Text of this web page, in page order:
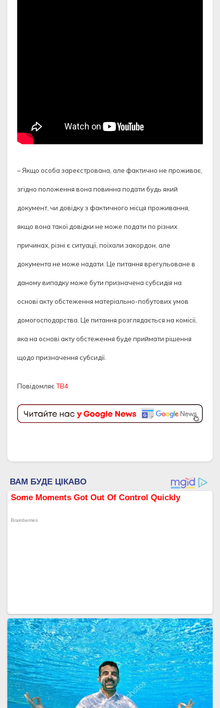
– Якщо особа зареєстрована, але фактично не проживає,
згідно положення вона повинна подати будь який
документ, чи довідку з фактичного місця проживання,
якщо вона такої довідки не може подати по різних
причинах, різні є ситуації, поїхали закордон, але
документа не може надати. Це питання врегульоване в
даному випадку може бути призначена субсидія на
основі акту обстеження матеріально-побутових умов
домогосподарства. Це питання розглядається на комісії,
яка на основі акту обстеження буде приймати рішення
щодо призначення субсидії.
ПовідомляєТВ4